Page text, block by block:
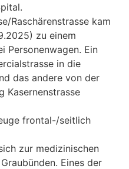
Raschärenstrasse kam
zu einem
Personenwagen. Ein
in die
das andere von der
Kasernenstrasse
frontal-/seitlich
zur medizinischen
Eines der